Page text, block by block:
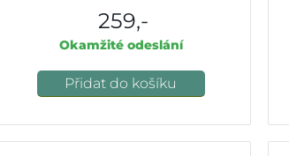
259,-
Okamžité odeslání
Přidat do košíku